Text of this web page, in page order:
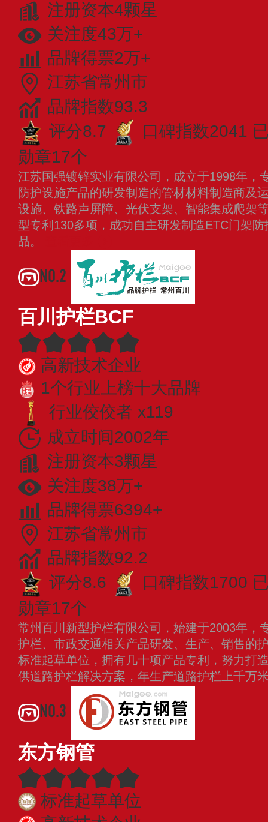
注册资本4颗星
关注度43万+
品牌得票2万+
江苏省常州市
品牌指数93.3
评分8.7
口碑指数2041
勋章17个
江苏国强镀锌实业有限公司，成立于1998年，
防护设施产品的研发制造的管材材料制造商及
设施、铁路声屏障、光伏支架、智能集成爬架
型专利130多项，成功自主研发制造ETC门架
品。
NO.2
百川护栏BCF
高新技术企业
1个行业上榜十大品牌
行业佼佼者 x119
成立时间2002年
注册资本3颗星
关注度38万+
品牌得票6394+
江苏省常州市
品牌指数92.2
评分8.6
口碑指数1700
勋章17个
常州百川新型护栏有限公司，始建于2003年，
护栏、市政交通相关产品研发、生产、销售的
标准起草单位，拥有几十项产品专利，努力打
供道路护栏解决方案，年生产道路护栏上千万
NO.3
东方钢管
标准起草单位